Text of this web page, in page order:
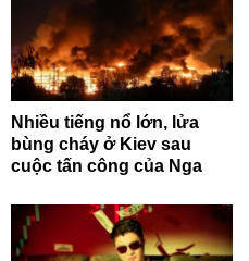
Nhiều tiếng nổ lớn, lửa
bùng cháy ở Kiev sau
cuộc tấn công của Nga